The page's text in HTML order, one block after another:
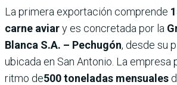
La primera exportación comprende
carne aviary es concretada por la
Blanca S.A. – Pechugón, desde su
ubicada en San Antonio. La empresa
ritmo de500 toneladas mensuales